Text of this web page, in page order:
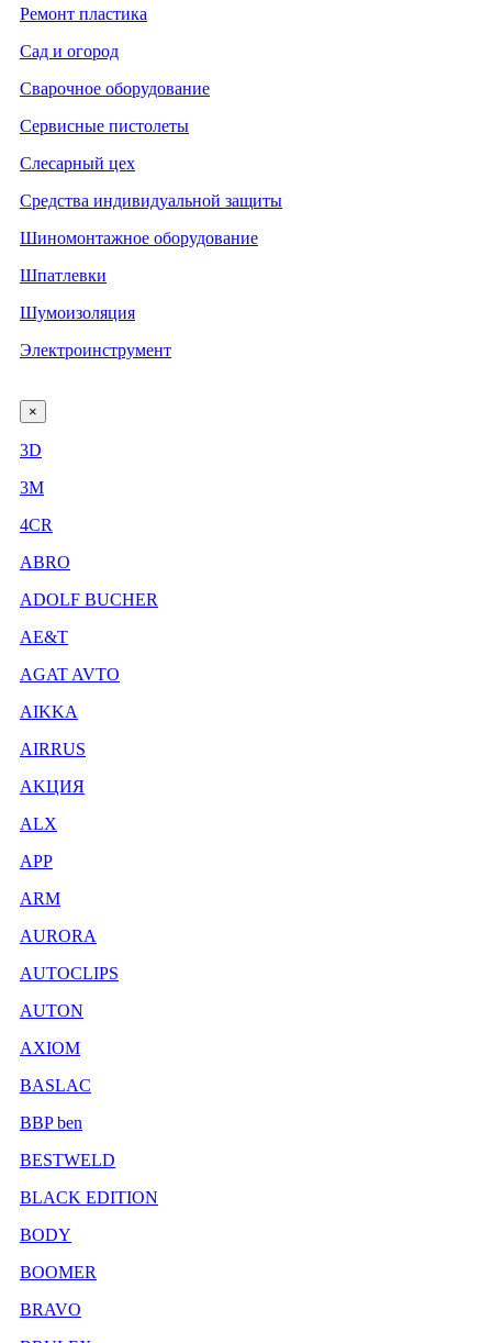
Ремонт пластика
Сад и огород
Сварочное оборудование
Сервисные пистолеты
Слесарный цех
Средства индивидуальной защиты
Шиномонтажное оборудование
Шпатлевки
Шумоизоляция
Электроинструмент
×
3D
3М
4CR
ABRO
ADOLF BUCHER
AE&T
AGAT AVTO
AIKKA
AIRRUS
AKЦИЯ
ALX
APP
ARM
AURORA
AUTOCLIPS
AUTON
AXIOM
BASLAC
BBP ben
BESTWELD
BLACK EDITION
BODY
BOOMER
BRAVO